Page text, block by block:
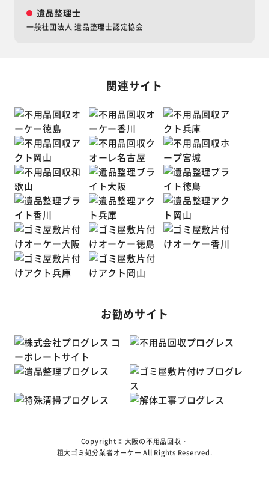
遺品整理士
一般社団法人 遺品整理士認定協会
関連サイト
お勧めサイト
Copyright © 大阪の不用品回収・
粗大ゴミ処分業者オーケー All Rights Reserved.